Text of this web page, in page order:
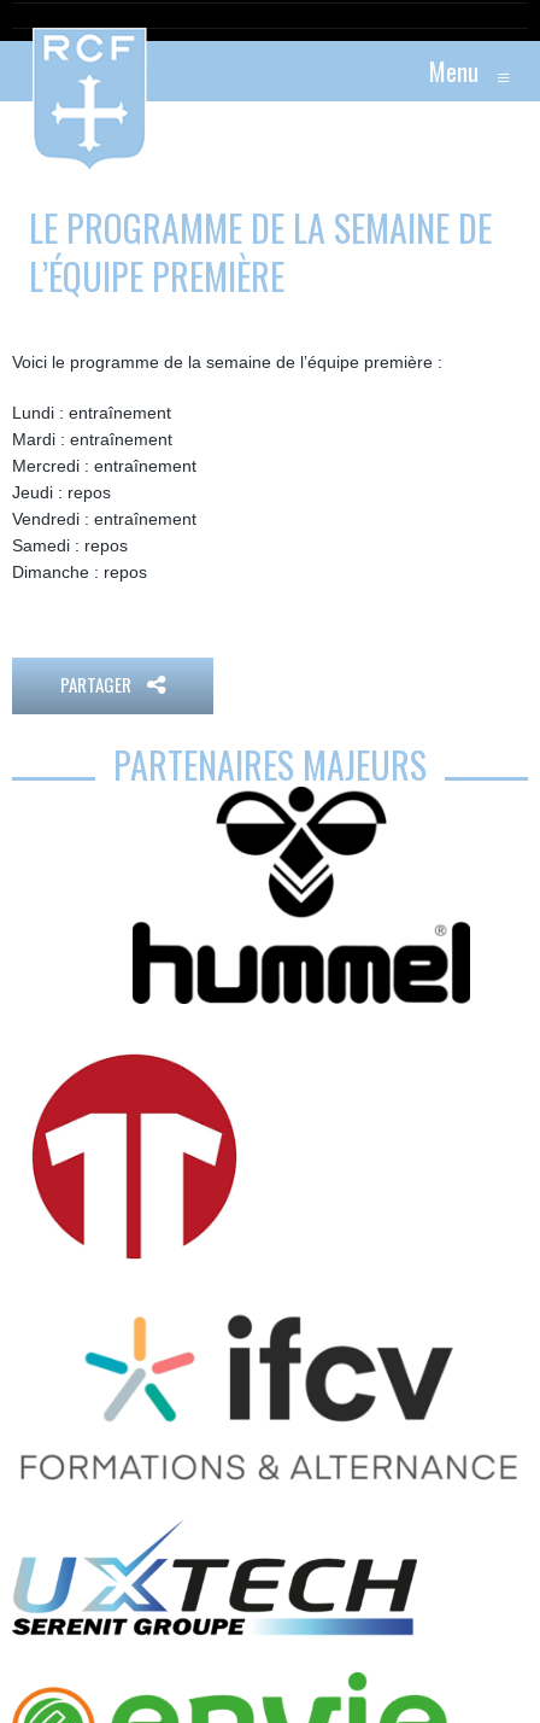
Menu ≡
LE PROGRAMME DE LA SEMAINE DE
L’ÉQUIPE PREMIÈRE
Voici le programme de la semaine de l’équipe première :
Lundi : entraînement
Mardi : entraînement
Mercredi : entraînement
Jeudi : repos
Vendredi : entraînement
Samedi : repos
Dimanche : repos
PARTAGER
PARTENAIRES MAJEURS